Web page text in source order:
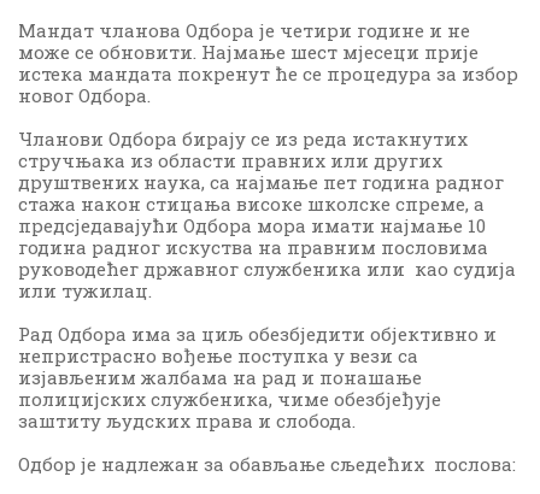
Мандат чланова Одбора је четири године и не
може се обновити. Најмање шест мјесеци прије
истека мандата покренут ће се процедура за избор
новог Одбора.
Чланови Одбора бирају се из реда истакнутих
стручњака из области правних или других
друштвених наука, са најмање пет година радног
стажа након стицања високе школске спреме, а
предсједавајући Одбора мора имати најмање 10
година радног искуства на правним пословима
руководећег државног службеника или као судија
или тужилац.
Рад Одбора има за циљ обезбједити објективно и
непристрасно вођење поступка у вези са
изјављеним жалбама на рад и понашање
полицијских службеника, чиме обезбјеђује
заштиту људских права и слобода.
Одбор је надлежан за обављање сљедећих послова: